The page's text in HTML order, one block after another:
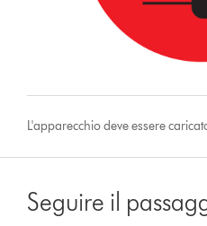
L'apparecchio deve essere
Seguire il